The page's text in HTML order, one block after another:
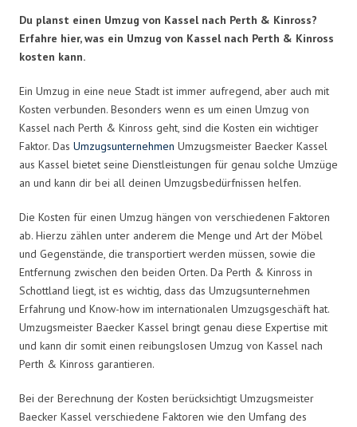
Du planst einen Umzug von Kassel nach Perth & Kinross?
Erfahre hier, was ein Umzug von Kassel nach Perth & Kinross
kosten kann.
Ein Umzug in eine neue Stadt ist immer aufregend, aber auch mit
Kosten verbunden. Besonders wenn es um einen Umzug von
Kassel nach Perth & Kinross geht, sind die Kosten ein wichtiger
Faktor. Das Umzugsunternehmen Umzugsmeister Baecker Kassel
aus Kassel bietet seine Dienstleistungen für genau solche Umzüge
an und kann dir bei all deinen Umzugsbedürfnissen helfen.
Die Kosten für einen Umzug hängen von verschiedenen Faktoren
ab. Hierzu zählen unter anderem die Menge und Art der Möbel
und Gegenstände, die transportiert werden müssen, sowie die
Entfernung zwischen den beiden Orten. Da Perth & Kinross in
Schottland liegt, ist es wichtig, dass das Umzugsunternehmen
Erfahrung und Know-how im internationalen Umzugsgeschäft hat.
Umzugsmeister Baecker Kassel bringt genau diese Expertise mit
und kann dir somit einen reibungslosen Umzug von Kassel nach
Perth & Kinross garantieren.
Bei der Berechnung der Kosten berücksichtigt Umzugsmeister
Baecker Kassel verschiedene Faktoren wie den Umfang des